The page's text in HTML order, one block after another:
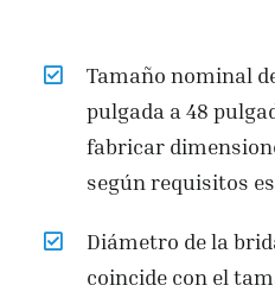
Tamaño nominal
pulgada a 48
fabricar
según requisitos
Diámetro de la
coincide con el